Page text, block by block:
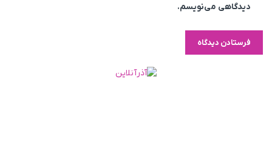
دیدگاهی می‌نویسم.